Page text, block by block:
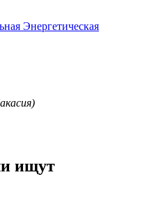
Энергетическая
ищут